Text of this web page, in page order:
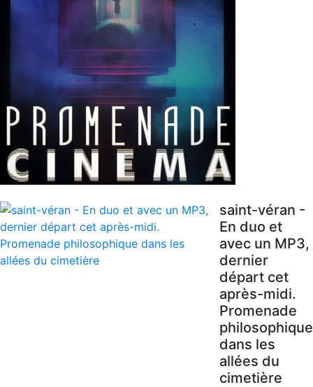
saint-véran -
En duo et
avec un MP3,
dernier
départ cet
après-midi.
Promenade
philosophique
dans les
allées du
cimetière